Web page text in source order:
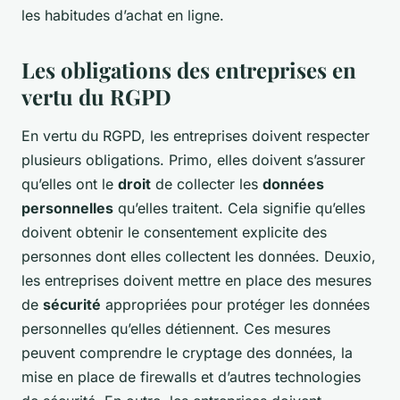
les habitudes d’achat en ligne.
Les obligations des entreprises en
vertu du RGPD
En vertu du RGPD, les entreprises doivent respecter
plusieurs obligations. Primo, elles doivent s’assurer
qu’elles ont le droit de collecter les données
personnelles qu’elles traitent. Cela signifie qu’elles
doivent obtenir le consentement explicite des
personnes dont elles collectent les données. Deuxio,
les entreprises doivent mettre en place des mesures
de sécurité appropriées pour protéger les données
personnelles qu’elles détiennent. Ces mesures
peuvent comprendre le cryptage des données, la
mise en place de firewalls et d’autres technologies